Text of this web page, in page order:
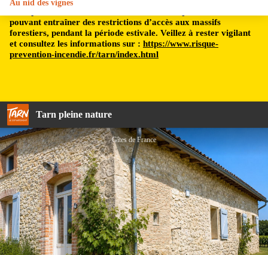
pouvant entraîner des restrictions d’accès aux massifs
forestiers, pendant la période estivale. Veillez à rester vigilant
et consultez les informations sur : https://www.risque-
prevention-incendie.fr/tarn/index.html
Tarn pleine nature
Au nid des vignes
Gîtes de France